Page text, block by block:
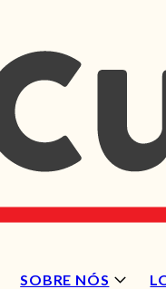
SOBRE NÓS